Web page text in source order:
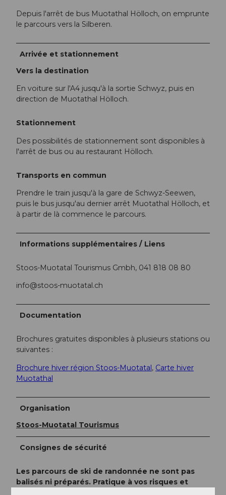
Depuis l'arrêt de bus Muotathal Hölloch, on emprunte
le parcours vers la Silberen.
Arrivée et stationnement
Vers la destination
En voiture sur l'A4 jusqu'à la sortie Schwyz, puis en
direction de Muotathal Hölloch.
Stationnement
Des possibilités de stationnement sont disponibles à
l'arrêt de bus ou au restaurant Hölloch.
Transports en commun
Prendre le train jusqu'à la gare de Schwyz-Seewen,
puis le bus jusqu'au dernier arrêt Muotathal Hölloch, et
à partir de là commence le parcours.
Informations supplémentaires / Liens
Stoos-Muotatal Tourismus Gmbh, 041 818 08 80
info@stoos-muotatal.ch
Documentation
Brochures gratuites disponibles à plusieurs stations ou
suivantes :
Brochure hiver région Stoos-Muotatal, Carte hiver
Muotathal
Organisation
Stoos-Muotatal Tourismus
Consignes de sécurité
Les parcours de ski de randonnée ne sont pas
balisés ni préparés. Pratique à vos risques et